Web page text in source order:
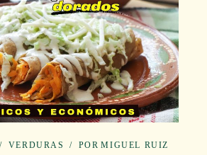
VERDURAS POR MIGUEL RUIZ